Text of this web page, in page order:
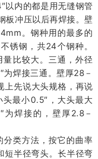
以内的都是用无缝钢管
板冲压以后再焊接。壁
。钢种用的最多的
锈钢，共24个钢种。
比较大。三通，外径
焊接三通。壁厚28－
上先说大头规格，再说
最小0.5″，大头最大
焊接的，壁厚2.8－
类方法，按它的曲率
短半径弯头。长半径弯